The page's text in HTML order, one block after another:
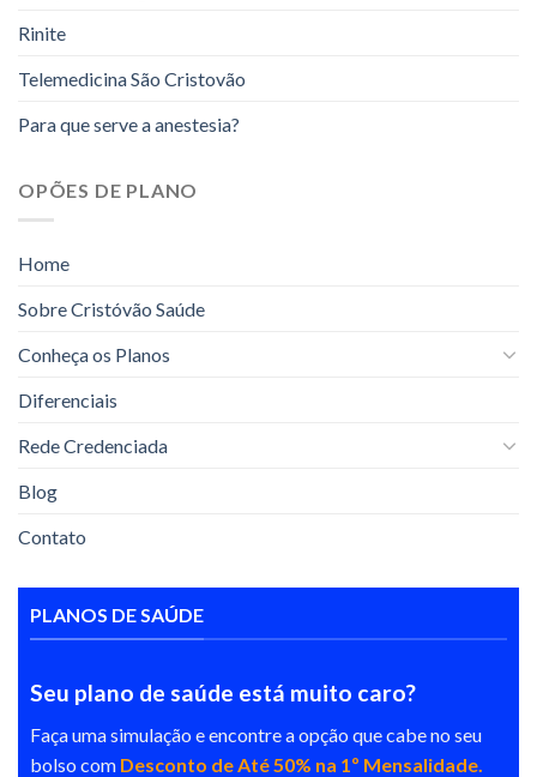
Rinite
Telemedicina São Cristovão
Para que serve a anestesia?
OPÕES DE PLANO
Home
Sobre Cristóvão Saúde
Conheça os Planos
Diferenciais
Rede Credenciada
Blog
Contato
PLANOS DE SAÚDE
Seu plano de saúde está muito caro?
Faça uma simulação e encontre a opção que cabe no seu
bolso com Desconto de Até 50% na 1º Mensalidade.